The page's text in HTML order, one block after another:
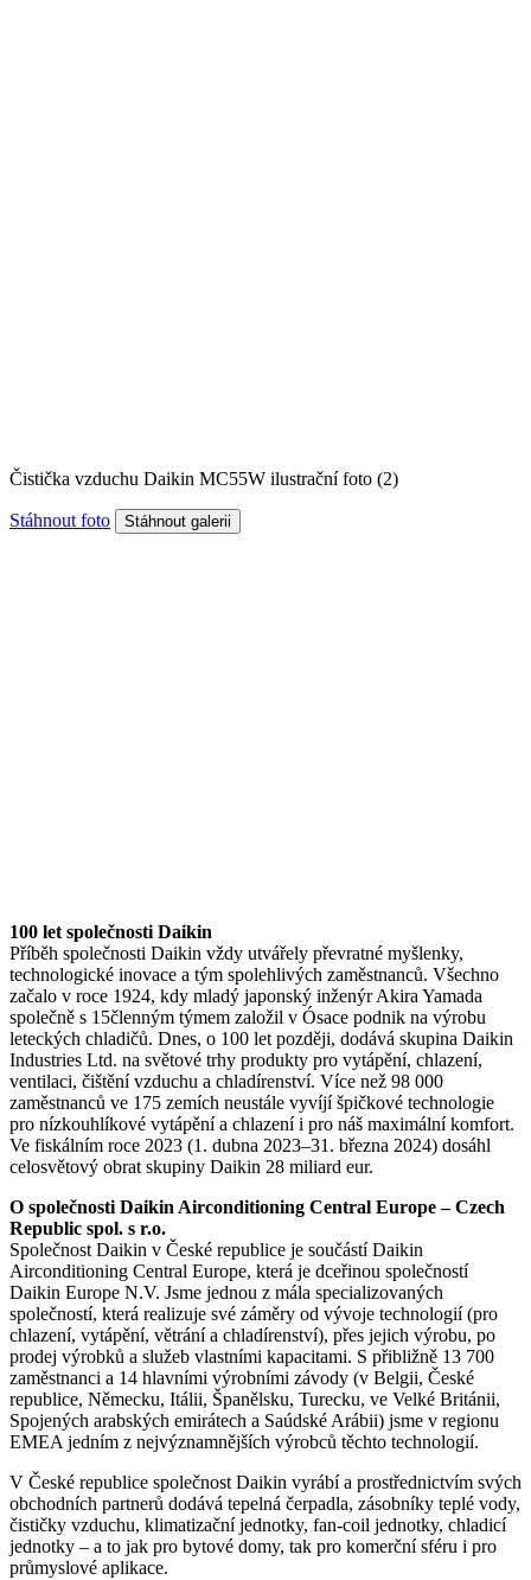
Čistička vzduchu Daikin MC55W ilustrační foto (2)
Stáhnout foto
100 let společnosti Daikin
Příběh společnosti Daikin vždy utvářely převratné myšlenky,
technologické inovace a tým spolehlivých zaměstnanců. Všechno
začalo v roce 1924, kdy mladý japonský inženýr Akira Yamada
společně s 15členným týmem založil v Ósace podnik na výrobu
leteckých chladičů. Dnes, o 100 let později, dodává skupina Daikin
Industries Ltd. na světové trhy produkty pro vytápění, chlazení,
ventilaci, čištění vzduchu a chladírenství. Více než 98 000
zaměstnanců ve 175 zemích neustále vyvíjí špičkové technologie
pro nízkouhlíkové vytápění a chlazení i pro náš maximální komfort.
Ve fiskálním roce 2023 (1. dubna 2023–31. března 2024) dosáhl
celosvětový obrat skupiny Daikin 28 miliard eur.
O společnosti Daikin Airconditioning Central Europe – Czech
Republic spol. s r.o.
Společnost Daikin v České republice je součástí Daikin
Airconditioning Central Europe, která je dceřinou společností
Daikin Europe N.V. Jsme jednou z mála specializovaných
společností, která realizuje své záměry od vývoje technologií (pro
chlazení, vytápění, větrání a chladírenství), přes jejich výrobu, po
prodej výrobků a služeb vlastními kapacitami. S přibližně 13 700
zaměstnanci a 14 hlavními výrobními závody (v Belgii, České
republice, Německu, Itálii, Španělsku, Turecku, ve Velké Británii,
Spojených arabských emirátech a Saúdské Arábii) jsme v regionu
EMEA jedním z nejvýznamnějších výrobců těchto technologií.
V České republice společnost Daikin vyrábí a prostřednictvím svých
obchodních partnerů dodává tepelná čerpadla, zásobníky teplé vody,
čističky vzduchu, klimatizační jednotky, fan-coil jednotky, chladicí
jednotky – a to jak pro bytové domy, tak pro komerční sféru i pro
průmyslové aplikace.